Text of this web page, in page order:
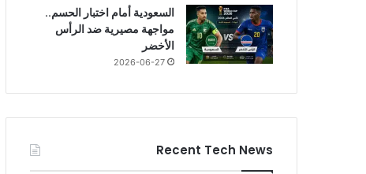
السعودية أمام اختبار الحسم..
مواجهة مصيرية ضد الرأس
الأخضر
2026-06-27
Recent Tech News